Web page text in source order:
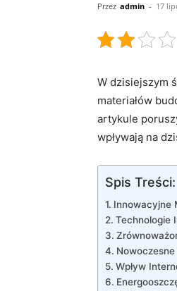
Przez admin - 17
W⁤ dzisiejszym
materiałów
artykule
wpływają na
Spis Treści:
Innowacyjne
Technologie
Wpływ